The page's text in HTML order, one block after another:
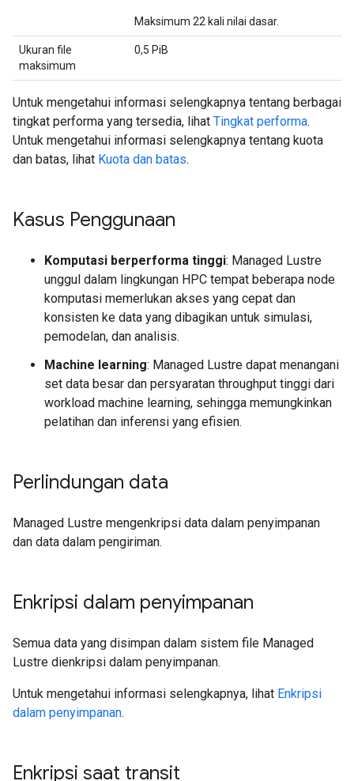
Maksimum 22 kali nilai dasar.
Ukuran file
maksimum
0,5 PiB
Untuk mengetahui informasi selengkapnya tentang berbagai
tingkat performa yang tersedia, lihat Tingkat performa.
Untuk mengetahui informasi selengkapnya tentang kuota
dan batas, lihat Kuota dan batas.
Kasus Penggunaan
Komputasi berperforma tinggi: Managed Lustre
unggul dalam lingkungan HPC tempat beberapa node
komputasi memerlukan akses yang cepat dan
konsisten ke data yang dibagikan untuk simulasi,
pemodelan, dan analisis.
Machine learning: Managed Lustre dapat menangani
set data besar dan persyaratan throughput tinggi dari
workload machine learning, sehingga memungkinkan
pelatihan dan inferensi yang efisien.
Perlindungan data
Managed Lustre mengenkripsi data dalam penyimpanan
dan data dalam pengiriman.
Enkripsi dalam penyimpanan
Semua data yang disimpan dalam sistem file Managed
Lustre dienkripsi dalam penyimpanan.
Untuk mengetahui informasi selengkapnya, lihat Enkripsi
dalam penyimpanan.
Enkripsi saat transit